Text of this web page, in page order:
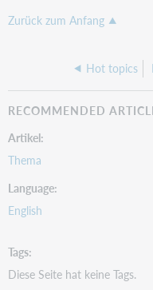
Zurück zum Anfang
Hot topics
RECOMMENDED
Artikel
Thema
Language
English
Tags
Diese Seite hat keine Tags.